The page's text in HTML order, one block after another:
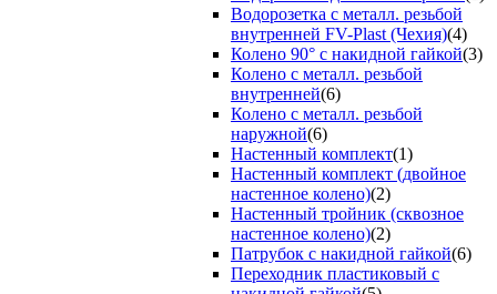
Водорозетка с металл. резьбой
внутренней FV-Plast (Чехия)(4)
Колено 90° с накидной гайкой(3)
Колено с металл. резьбой
внутренней(6)
Колено с металл. резьбой
наружной(6)
Настенный комплект(1)
Настенный комплект (двойное
настенное колено)(2)
Настенный тройник (сквозное
настенное колено)(2)
Патрубок с накидной гайкой(6)
Переходник пластиковый с